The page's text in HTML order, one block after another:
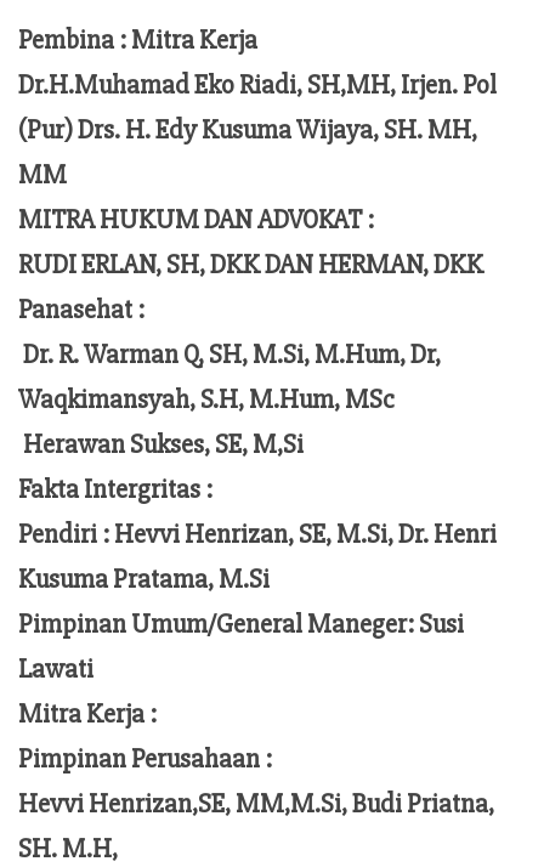
Pembina : Mitra Kerja
Dr.H.Muhamad Eko Riadi, SH,MH, Irjen. Pol
(Pur) Drs. H. Edy Kusuma Wijaya, SH. MH,
MM
MITRA HUKUM DAN ADVOKAT :
RUDI ERLAN, SH, DKK DAN HERMAN, DKK
Panasehat :
Dr. R. Warman Q, SH, M.Si, M.Hum,Dr,
Waqkimansyah, S.H, M.Hum, MSc
Herawan Sukses, SE, M,Si
Fakta Intergritas :
Pendiri :Hevvi Henrizan, SE, M.Si, Dr. Henri
Kusuma Pratama, M.Si
Pimpinan Umum/General Maneger:Susi
Lawati
Mitra Kerja :
Pimpinan Perusahaan :
Hevvi Henrizan,SE, MM,M.Si,Budi Priatna,
SH. M.H,